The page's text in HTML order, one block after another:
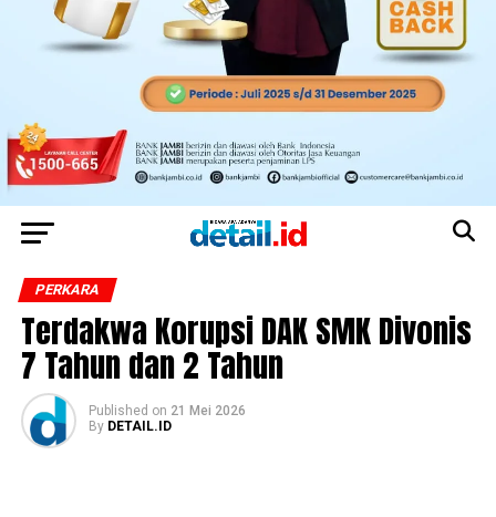
PERKARA
Terdakwa Korupsi DAK SMK Divonis
7 Tahun dan 2 Tahun
Published on 21 Mei 2026
By DETAIL.ID